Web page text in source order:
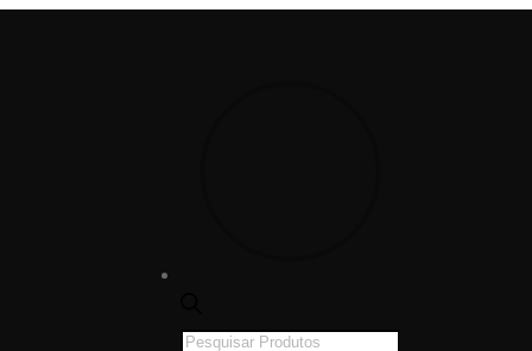
Products